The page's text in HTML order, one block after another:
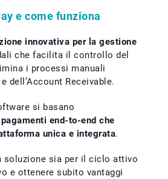
e come funziona
innovativa per la gestione
che facilita il controllo del
i processi manuali
dell’Account Receivable.
si basano
end-to-end che
unica e integrata.
soluzione sia per il ciclo attivo
e ottenere subito vantaggi